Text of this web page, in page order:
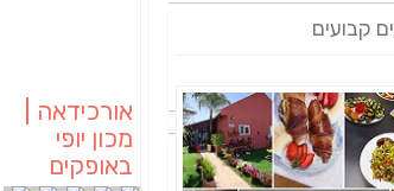
אורכידאה |
מכון יופי
באופקים
קבועים